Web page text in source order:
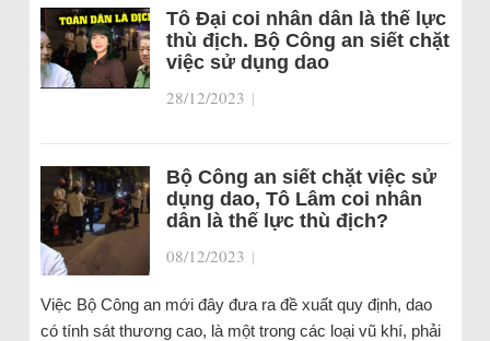
Tô Đại coi nhân dân là thế lực
thù địch. Bộ Công an siết chặt
việc sử dụng dao
28/12/2023 |
Bộ Công an siết chặt việc sử
dụng dao, Tô Lâm coi nhân
dân là thế lực thù địch?
08/12/2023 |
Việc Bộ Công an mới đây đưa ra đề xuất quy định, dao
có tính sát thương cao, là một trong các loại vũ khí, phải